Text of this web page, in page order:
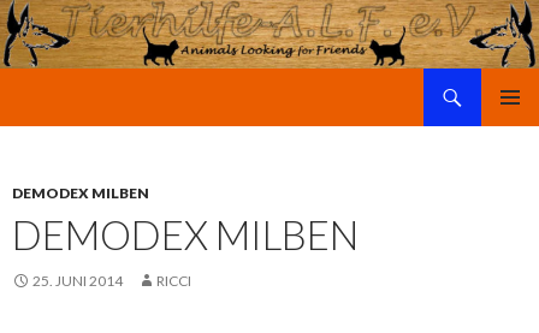
DEMODEX MILBEN
DEMODEX MILBEN
25. JUNI 2014 RICCI